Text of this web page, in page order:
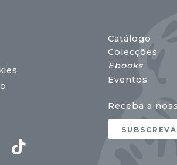
Catálogo
Colecções
Ebooks
Eventos
Receba a